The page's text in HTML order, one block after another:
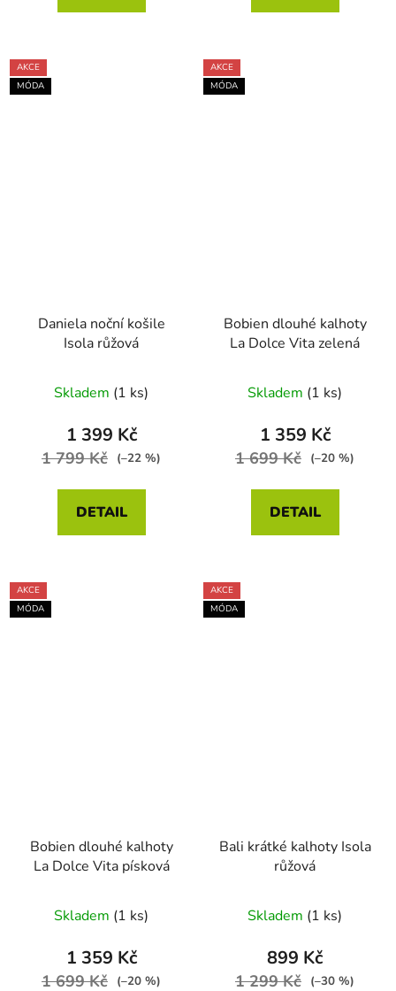
AKCE
MÓDA
Daniela noční košile
Isola růžová
Skladem (1 ks)
1 399 Kč
1 799 Kč (–22 %)
DETAIL
AKCE
MÓDA
Bobien dlouhé kalhoty
La Dolce Vita zelená
Skladem (1 ks)
1 359 Kč
1 699 Kč (–20 %)
DETAIL
AKCE
MÓDA
Bobien dlouhé kalhoty
La Dolce Vita písková
Skladem (1 ks)
1 359 Kč
1 699 Kč (–20 %)
AKCE
MÓDA
Bali krátké kalhoty Isola
růžová
Skladem (1 ks)
899 Kč
1 299 Kč (–30 %)